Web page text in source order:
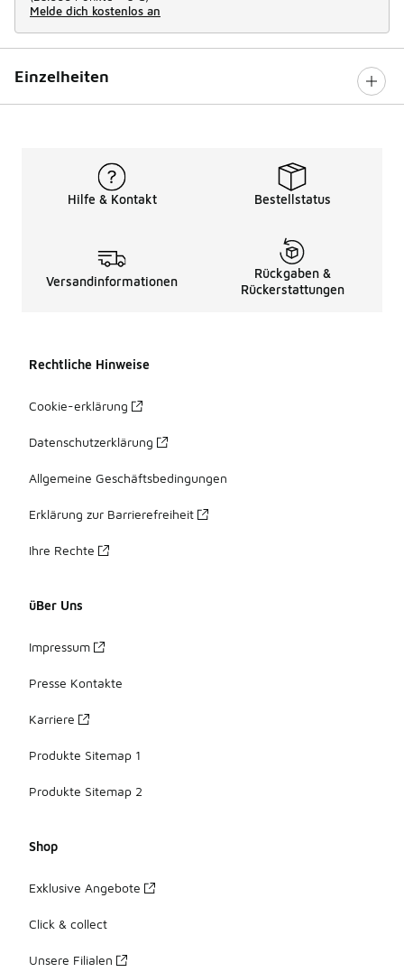
Melde dich kostenlos an
Einzelheiten
Hilfe & Kontakt Bestellstatus
Versandinformationen
Rückgaben &
Rückerstattungen
Rechtliche Hinweise
Cookie-erklärung
Datenschutzerklärung
Allgemeine Geschäftsbedingungen
Erklärung zur Barrierefreiheit
Ihre Rechte
üBer Uns
Impressum
Presse Kontakte
Karriere
Produkte Sitemap 1
Produkte Sitemap 2
Shop
Exklusive Angebote
Click & collect
Unsere Filialen